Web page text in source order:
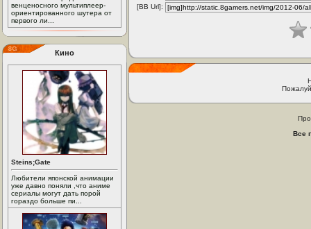
венценосного мультиплеер-
ориентированного шутера от
первого ли...
Кино
Steins;Gate
Любители японской анимации
уже давно поняли ,что аниме
сериалы могут дать порой
гораздо больше пи...
[BB Url]:
Все